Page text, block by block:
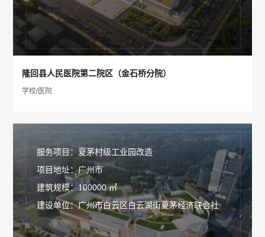
隆回县人民医院第二院区（金石桥分院）
学校/医院
服务项目：夏茅村级工业园改造
项目地址：广州市
建筑规模：100000 ㎡
建设单位：广州市白云区白云湖街夏茅经济联合社